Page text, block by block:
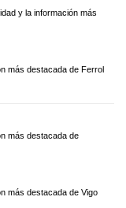
y la información más
más destacada de Ferrol
más destacada de
más destacada de Vigo